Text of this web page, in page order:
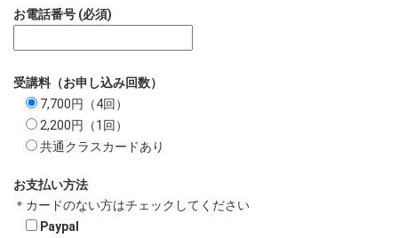
お電話番号 (必須)
受講料（お申し込み回数）
7,700円（4回）
2,200円（1回）
共通クラスカードあり
お支払い方法
＊カードのない方はチェックしてください
Paypal